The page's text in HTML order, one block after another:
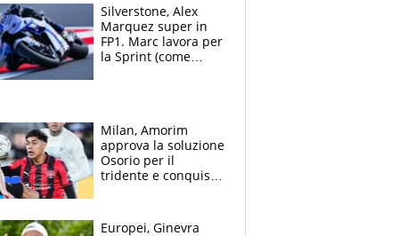
Silverstone, Alex
Marquez super in
FP1. Marc lavora per
la Sprint (come
Milan, Amorim
approva la soluzione
Osorio per il
tridente e conquista
Allegri
Europei, Ginevra